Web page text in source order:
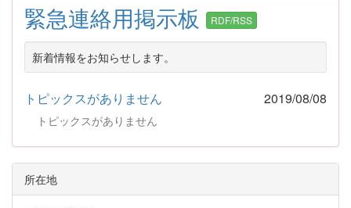
緊急連絡用掲示板 RDF/RSS
新着情報をお知らせします。
トピックスがありません 2019/08/08
トピックスがありません
所在地